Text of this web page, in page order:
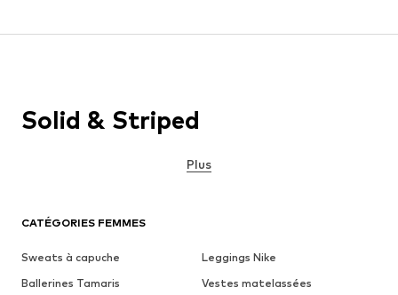
CATÉGORIES FEMMES
Sweats à capuche
Leggings Nike
Ballerines Tamaris
Vestes matelassées
Solid & Striped
Plus